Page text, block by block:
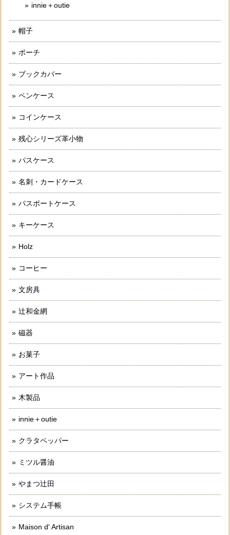
innie＋outie
帽子
ポーチ
ブックカバー
ペンケース
コインケース
残心シリーズ革小物
パスケース
名刺・カードケース
パスポートケース
キーケース
Holz
コーヒー
文房具
辻和金網
磁器
お菓子
アート作品
木製品
innie＋outie
クラタペッパー
ミツル醤油
やまつ辻田
システム手帳
Maison d' Artisan